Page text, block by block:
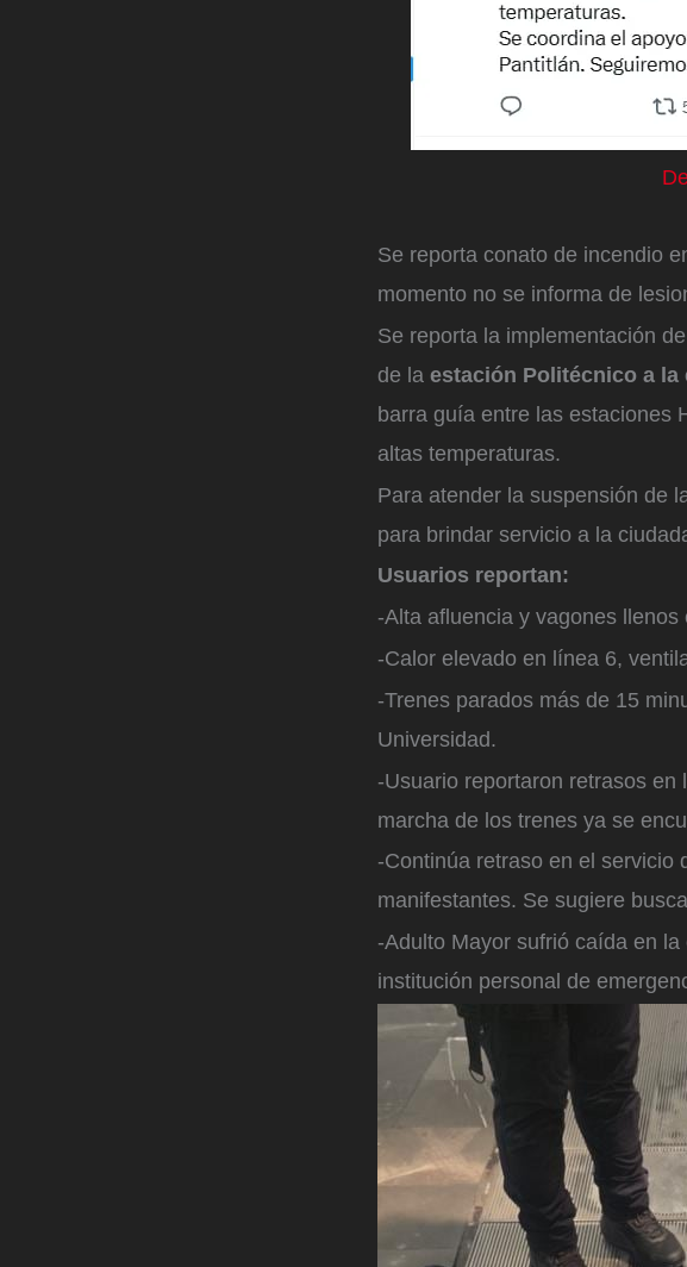
Se reporta conato de incendio
momento no se informa de
Se reporta la implementación de
de la estación Politécnico a la
barra guía entre las estaciones
altas temperaturas.
Para atender la suspensión de
para brindar servicio a la
Usuarios reportan:
-Alta afluencia y vagones llenos
-Calor elevado en línea 6,
-Trenes parados más de 15
Universidad.
-Usuario reportaron retrasos
marcha de los trenes ya se
-Continúa retraso en el servicio
manifestantes. Se sugiere
-Adulto Mayor sufrió caída en
institución personal de